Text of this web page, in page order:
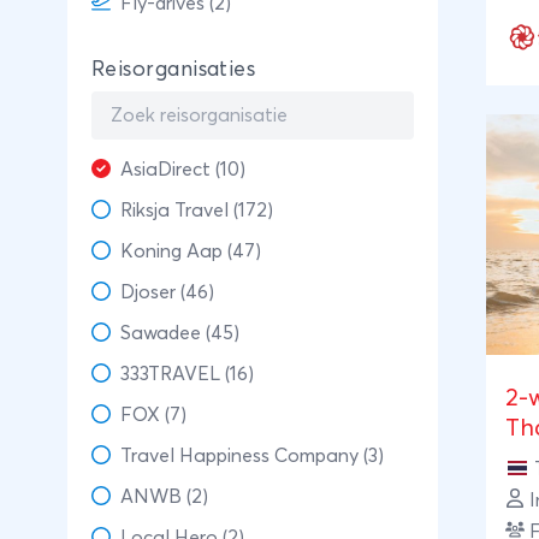
Reisorganisaties
AsiaDirect (10)
Riksja Travel (172)
Koning Aap (47)
Djoser (46)
Sawadee (45)
333TRAVEL (16)
FOX (7)
Travel Happiness Company (3)
ANWB (2)
het
tot
en
2-